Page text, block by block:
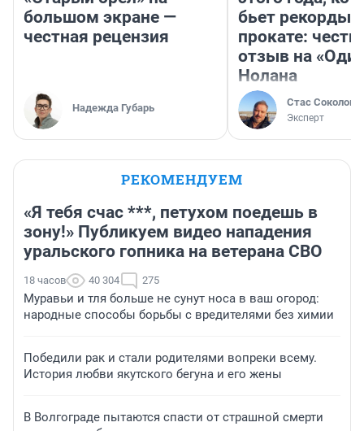
большом экране —
честная рецензия
Надежда Губарь
бьет рекорды в
прокате:
отзыв на
Нолана
Стас Соколов
Эксперт
РЕКОМЕНДУЕМ
«Я тебя счас ***, петухом поедешь в
зону!» Публикуем видео нападения
уральского гопника на ветерана СВО
18 часов 40 304 275
Муравьи и тля больше не сунут носа в ваш огород:
народные способы борьбы с вредителями без химии
Победили рак и стали родителями вопреки всему.
История любви якутского бегуна и его жены
В Волгограде пытаются спасти от страшной смерти